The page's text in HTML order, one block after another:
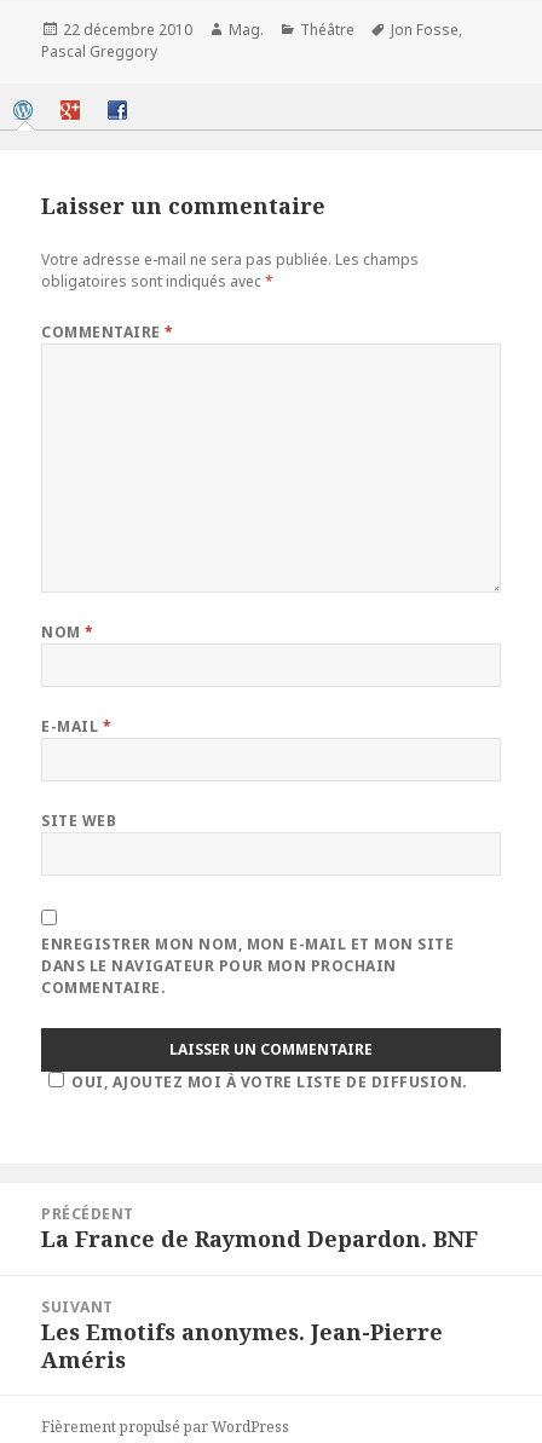
Publié
le
22 décembre 2010 Auteur
Mag. Catégories
Théâtre
Mots-
Jon Fosse,
Pascal Greggory
Laisser un commentaire
Votre adresse e-mail ne sera pas publiée. Les champs
obligatoires sont indiqués avec*
COMMENTAIRE*
NOM*
E-MAIL *
SITE WEB
ENREGISTRER MON NOM, MON E-MAIL ET MON SITE
DANS LE NAVIGATEUR POUR MON PROCHAIN
COMMENTAIRE.
OUI, AJOUTEZ MOI À VOTRE LISTE DE DIFFUSION.
l’article
PRÉCÉDENT
Article
La France de Raymond Depardon. BNF
SUIVANT
Article
suivant :
Les Emotifs anonymes. Jean-Pierre
Améris
Fièrement propulsé par WordPress